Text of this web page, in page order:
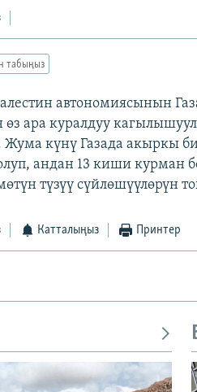
табыңыз
автономиясынын
ара куралдуу
Жума күнү Газада акыркы
андан 13 киши курман
түзүү сүйлөшүүлөрүн
Катталыңыз Принтер